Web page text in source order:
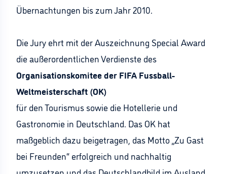
Übernachtungen bis zum Jahr 2010.
Die Jury ehrt mit der Auszeichnung Special Award
die außerordentlichen Verdienste des
Organisationskomitee der FIFA Fussball-
Weltmeisterschaft (OK)
für den Tourismus sowie die Hotellerie und
Gastronomie in Deutschland. Das OK hat
maßgeblich dazu beigetragen, das Motto „Zu Gast
bei Freunden“ erfolgreich und nachhaltig